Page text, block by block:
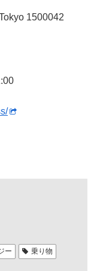
1500042
ー 乗り物